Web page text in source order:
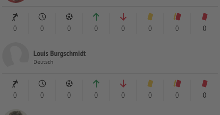
0 0 0 0 0 0 0 0
Louis Burgschmidt
Deutsch
0 0 0 0 0 0 0 0